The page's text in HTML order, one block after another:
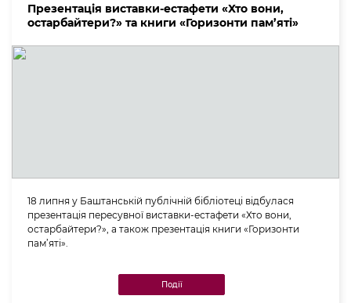
Презентація виставки-естафети «Хто вони,
остарбайтери?» та книги «Горизонти пам’яті»
18 липня у Баштанській публічній бібліотеці відбулася
презентація пересувної виставки-естафети «Хто вони,
остарбайтери?», а також презентація книги «Горизонти
пам’яті».
Події